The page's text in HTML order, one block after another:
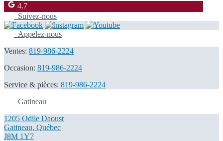
4.7
Suivez-nous
Appelez-nous
Ventes: 819-986-2224
Occasion: 819-986-2224
Service & pièces: 819-986-2224
Gatineau
1205 Odile Daoust
Gatineau, Québec
J8M 1Y7